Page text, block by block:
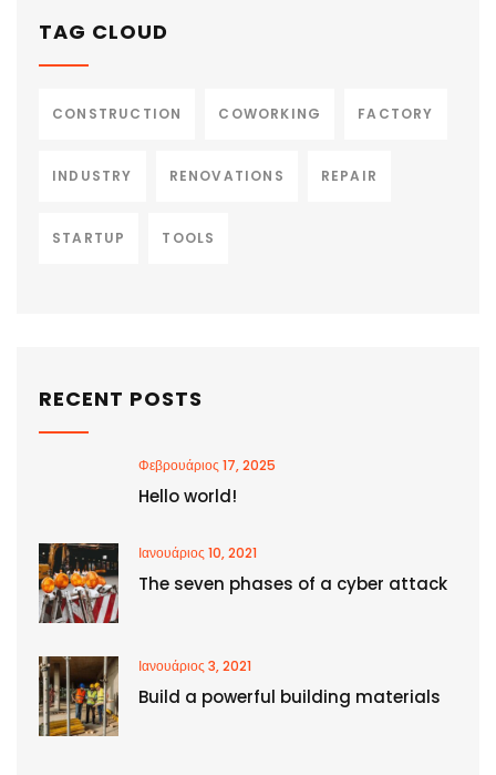
TAG CLOUD
CONSTRUCTION COWORKING FACTORY
INDUSTRY RENOVATIONS REPAIR
STARTUP TOOLS
RECENT POSTS
Φεβρουάριος 17, 2025
Hello world!
Ιανουάριος 10, 2021
The seven phases of a cyber attack
Ιανουάριος 3, 2021
Build a powerful building materials